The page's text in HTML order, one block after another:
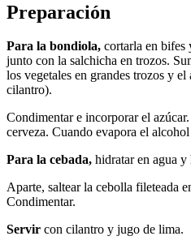
Preparación
Para la bondiola, cortarla en bifes
junto con la salchicha en trozos.
los vegetales en grandes trozos y
cilantro).
Condimentar e incorporar el
cerveza. Cuando evapora el
Para la cebada, hidratar en agua
Aparte, saltear la cebolla fileteada
Condimentar.
Servir con cilantro y jugo de lima.